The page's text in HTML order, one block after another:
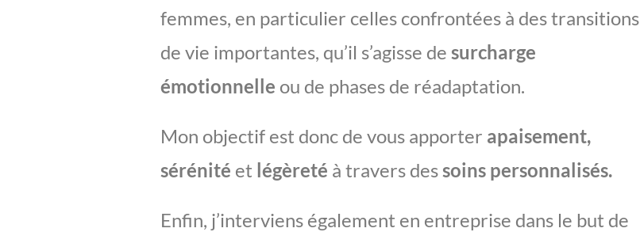
femmes, en particulier celles confrontées à des transitions
de vie importantes, qu’il s’agisse de surcharge
émotionnelle ou de phases de réadaptation.
Mon objectif est donc de vous apporter apaisement,
sérénité et légèreté à travers dessoins personnalisés.
Enfin, j’interviens également en entreprise dans le but de